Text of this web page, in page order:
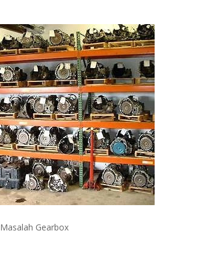
Masalah Gearbox